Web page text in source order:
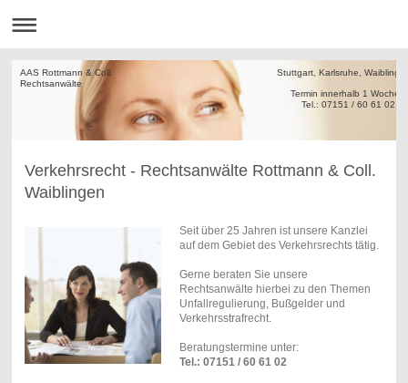
AAS Rottmann & Coll. Stuttgart, Karlsruhe,
Termin
Tel.: 07151 / 60 61 02
Verkehrsrecht - Rechtsanwälte Rottmann & Coll.
Waiblingen
Seit über 25 Jahren ist unsere Kanzlei
auf dem Gebiet des Verkehrsrechts tätig.
Gerne beraten Sie unsere
Rechtsanwälte hierbei zu den Themen
Unfallregulierung, Bußgelder und
Verkehrsstrafrecht.
Beratungstermine unter:
Tel.: 07151 / 60 61 02